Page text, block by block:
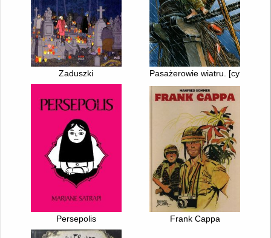
Zaduszki Pasażerowie wiatru. [cykl 1]
Persepolis Frank Cappa